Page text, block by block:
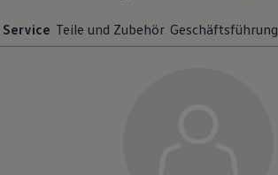
Service Teile und Zubehör Geschäftsführung